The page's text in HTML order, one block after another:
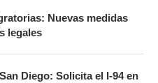
Nuevas medidas
legales
Diego: Solicita el I-94 en